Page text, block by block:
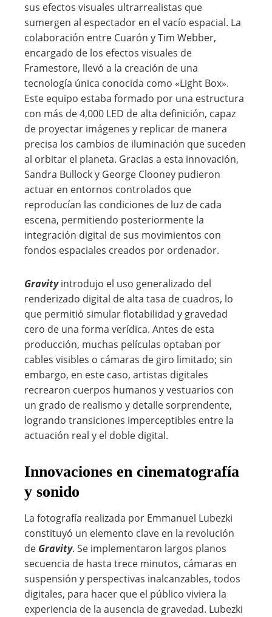
sus efectos visuales ultrarrealistas que
sumergen al espectador en el vacío espacial. La
colaboración entre Cuarón y Tim Webber,
encargado de los efectos visuales de
Framestore, llevó a la creación de una
tecnología única conocida como «Light Box».
Este equipo estaba formado por una estructura
con más de 4,000 LED de alta definición, capaz
de proyectar imágenes y replicar de manera
precisa los cambios de iluminación que suceden
al orbitar el planeta. Gracias a esta innovación,
Sandra Bullock y George Clooney pudieron
actuar en entornos controlados que
reproducían las condiciones de luz de cada
escena, permitiendo posteriormente la
integración digital de sus movimientos con
fondos espaciales creados por ordenador.
Gravity introdujo el uso generalizado del
renderizado digital de alta tasa de cuadros, lo
que permitió simular flotabilidad y gravedad
cero de una forma verídica. Antes de esta
producción, muchas películas optaban por
cables visibles o cámaras de giro limitado; sin
embargo, en este caso, artistas digitales
recrearon cuerpos humanos y vestuarios con
un grado de realismo y detalle sorprendente,
logrando transiciones imperceptibles entre la
actuación real y el doble digital.
Innovaciones en cinematografía
y sonido
La fotografía realizada por Emmanuel Lubezki
constituyó un elemento clave en la revolución
de Gravity. Se implementaron largos planos
secuencia de hasta trece minutos, cámaras en
suspensión y perspectivas inalcanzables, todos
digitales, para hacer que el público viviera la
experiencia de la ausencia de gravedad. Lubezki